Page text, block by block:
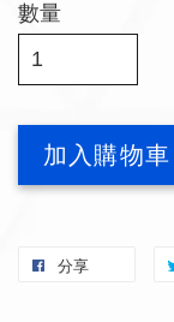
數量
加入購物車
分享